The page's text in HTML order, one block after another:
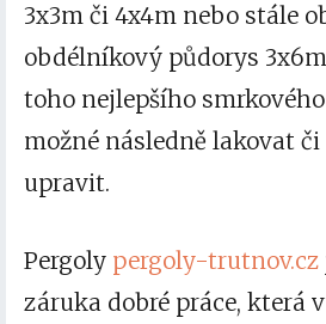
3x3m či 4x4m nebo stále
obdélníkový půdorys
toho nejlepšího
možné následně lakovat
upravit.
Pergoly pergoly-trutnov.cz
záruka dobré práce, která